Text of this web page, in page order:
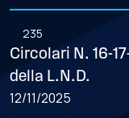
235
Circolari N. 16-
della L.N.D.
12/11/2025